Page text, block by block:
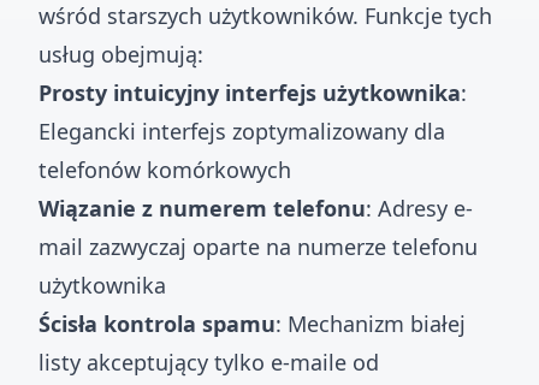
wśród starszych użytkowników. Funkcje tych
usług obejmują:
Prosty intuicyjny interfejs użytkownika:
Elegancki interfejs zoptymalizowany dla
telefonów komórkowych
Wiązanie z numerem telefonu: Adresy e-
mail zazwyczaj oparte na numerze telefonu
użytkownika
Ścisła kontrola spamu: Mechanizm białej
listy akceptujący tylko e-maile od